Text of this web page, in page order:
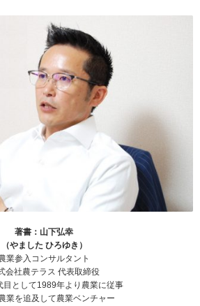
著書：山下弘幸
（やました ひろゆき）
業参入コンサルタント
会社農テラス 代表取締役
目として1989年より農業に従事
業を追及して農業ベンチャー